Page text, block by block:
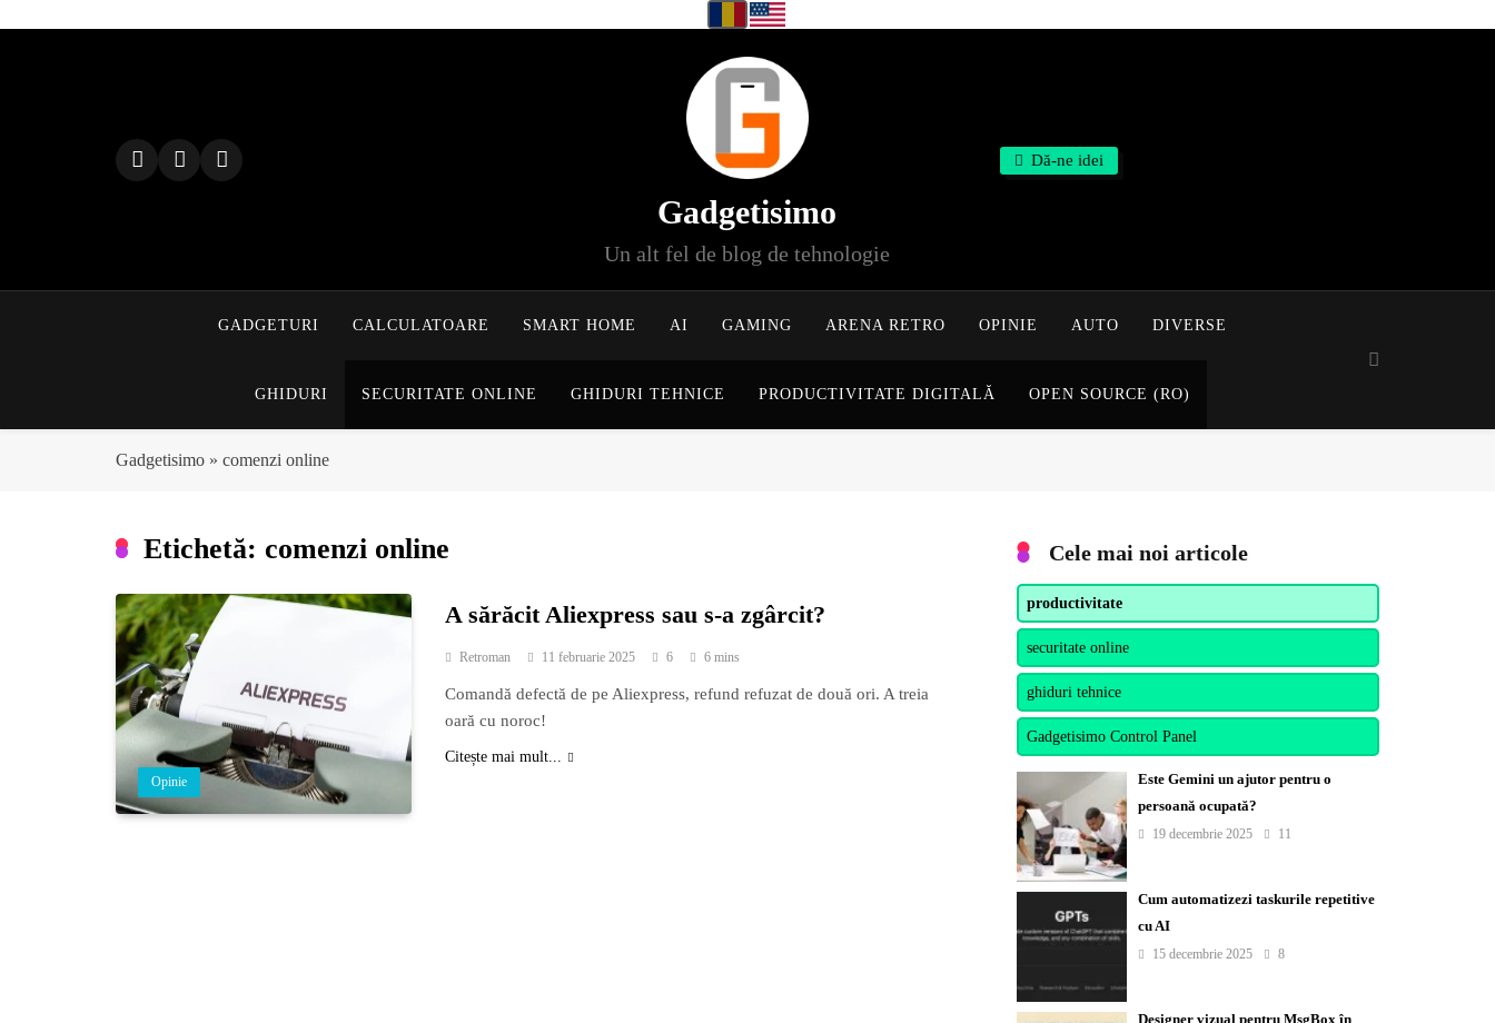
Gadgetisimo
Un alt fel de blog de tehnologie
Dă-ne idei
GADGETURI CALCULATOARE SMART HOME AI GAMING ARENA RETRO OPINIE AUTO DIVERSE
GHIDURI SECURITATE ONLINE GHIDURI TEHNICE PRODUCTIVITATE DIGITALĂ OPEN SOURCE (RO)
Gadgetisimo » comenzi online
Etichetă: comenzi online
Opinie
A sărăcit Aliexpress sau s-a zgârcit?
Retroman 11 februarie 2025 6 6 mins
Comandă defectă de pe Aliexpress, refund refuzat de două ori. A treia
oară cu noroc!
Citește mai mult...
Cele mai noi articole
productivitate
securitate online
ghiduri tehnice
Gadgetisimo Control Panel
Este Gemini un ajutor pentru o
persoană ocupată?
19 decembrie 2025 11
Cum automatizezi taskurile repetitive
cu AI
15 decembrie 2025 8
Designer vizual pentru MsgBox în